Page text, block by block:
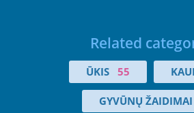
Related
ŪKIS 55
GYVŪNŲ ŽAIDIMAI